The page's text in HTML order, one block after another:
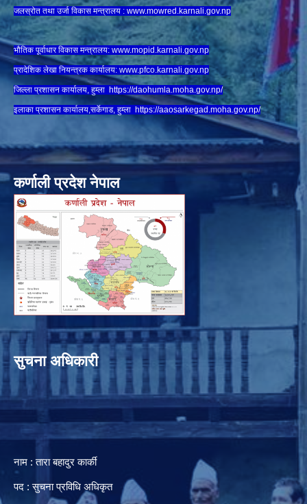
जलस्रोत तथा उर्जा विकास मन्त्रालय : www.mowred.karnali.gov.np
भौतिक पूर्वाधार विकास मन्त्रालय: www.mopid.karnali.gov.np
प्रादेशिक लेखा नियन्त्रक कार्यालय: www.pfco.karnali.gov.np
जिल्ला प्रशासन कार्यालय, हुम्ला https://daohumla.moha.gov.np/
इलाका प्रशासन कार्यालय,सर्केगाड, हुम्ला https://aaosarkegad.moha.gov.np/
कर्णाली प्रदेश नेपाल
सुचना अधिकारी
नाम : तारा बहादुर कार्की
पद : सुचना प्रविधि अधिकृत